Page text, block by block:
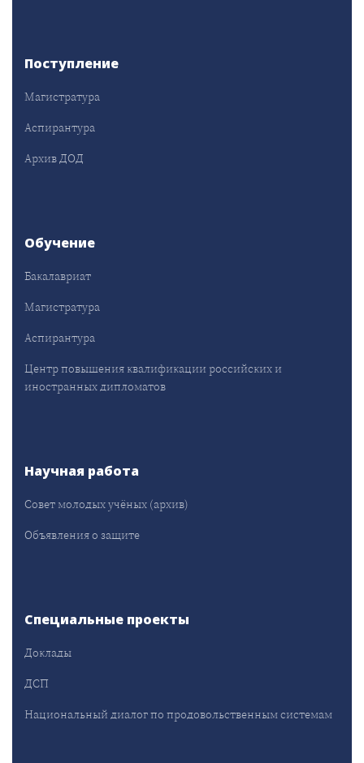
Поступление
Магистратура
Аспирантура
Архив ДОД
Обучение
Бакалавриат
Магистратура
Аспирантура
Центр повышения квалификации российских и
иностранных дипломатов
Научная работа
Совет молодых учёных (архив)
Объявления о защите
Специальные проекты
Доклады
ДСП
Национальный диалог по продовольственным системам